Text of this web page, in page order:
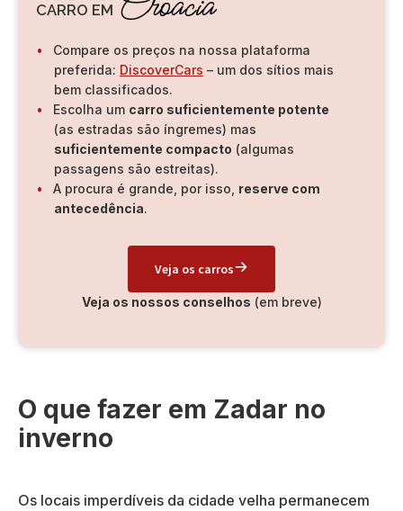
CARRO EM
Compare os preços na nossa plataforma
preferida: DiscoverCars – um dos sítios mais
bem classificados.
Escolha um carro suficientemente potente
(as estradas são íngremes) mas
suficientemente compacto (algumas
passagens são estreitas).
A procura é grande, por isso, reserve com
antecedência.
Veja os carros
Veja os nossos conselhos (em breve)
O que fazer em Zadar no
inverno
Os locais imperdíveis da cidade velha permanecem